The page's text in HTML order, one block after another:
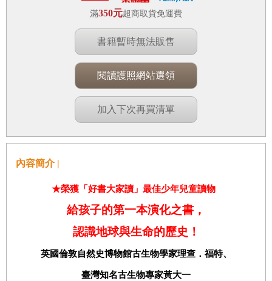
滿350元超商取貨免運費
書籍暫時無法販售
閱讀護照網站選領
加入下次再買清單
內容簡介 |
★榮獲「好書大家讀」最佳少年兒童讀物
給孩子的第一本演化之書，
認識地球與生命的歷史！
英國倫敦自然史博物館古生物學家理查．福特、
臺灣知名古生物專家黃大一